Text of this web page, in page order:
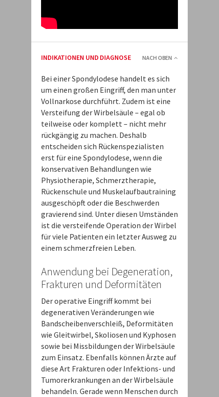
INDIKATIONEN UND DIAGNOSE NACH OBEN
Bei einer Spondylodese handelt es sich
um einen großen Eingriff, den man unter
Vollnarkose durchführt. Zudem ist eine
Versteifung der Wirbelsäule – egal ob
teilweise oder komplett – nicht mehr
rückgängig zu machen. Deshalb
entscheiden sich Rückenspezialisten
erst für eine Spondylodese, wenn die
konservativen Behandlungen wie
Physiotherapie, Schmerztherapie,
Rückenschule und Muskelaufbautraining
ausgeschöpft oder die Beschwerden
gravierend sind. Unter diesen Umständen
ist die versteifende Operation der Wirbel
für viele Patienten ein letzter Ausweg zu
einem schmerzfreien Leben.
Anwendung bei Degeneration,
Frakturen und Deformitäten
Der operative Eingriff kommt bei
degenerativen Veränderungen wie
Bandscheibenverschleiß, Deformitäten
wie Gleitwirbel, Skoliosen und Kyphosen
sowie bei Missbildungen der Wirbelsäule
zum Einsatz. Ebenfalls können Ärzte auf
diese Art Frakturen oder Infektions- und
Tumorerkrankungen an der Wirbelsäule
behandeln. Gerade wenn Menschen durch